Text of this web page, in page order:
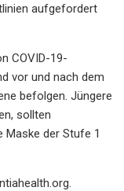
aufgefordert
COVID-19-
vor und nach dem
befolgen. Jüngere
sollten
der Stufe 1